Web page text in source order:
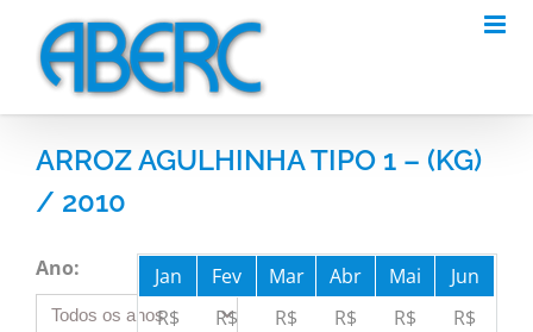
content
ARROZ AGULHINHA TIPO 1 – (KG)
/ 2010
Ano: Jan Fev Mar Abr Mai
Jun
R$
R$
R$
R$
R$
R$